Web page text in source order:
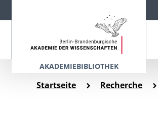
AKADEMIEBIBLIOTHEK
Startseite Recherche